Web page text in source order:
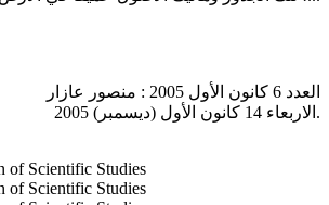
العدد 6 كانون الأول 2005 : منصور عازار
الاربعاء 14 كانون الأول (ديسمبر) 2005.